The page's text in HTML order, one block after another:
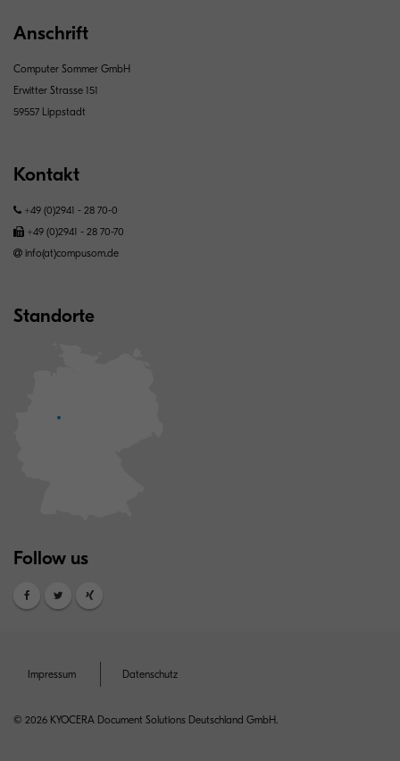
Anschrift
Computer Sommer GmbH
Erwitter Strasse 151
59557 Lippstadt
Kontakt
+49 (0)2941 - 28 70-0
+49 (0)2941 - 28 70-70
info(at)compusom.de
Standorte
Follow us
Impressum Datenschutz
© 2026 KYOCERA Document Solutions Deutschland GmbH.